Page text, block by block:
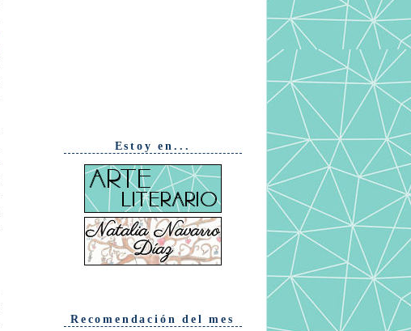
Estoy en...
Recomendación del mes